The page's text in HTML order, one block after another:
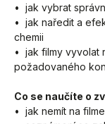
•  jak vybrat
•  jak naředit a
chemii
•  jak filmy vyvolat
požadovaného
Co se naučíte o
•  jak nemít na